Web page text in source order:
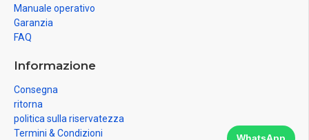
Manuale operativo
Garanzia
FAQ
Informazione
Consegna
ritorna
politica sulla riservatezza
Termini & Condizioni